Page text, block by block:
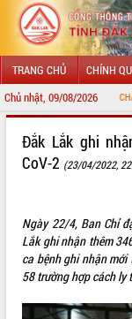
TRANG CHỦ CHÍNH
Chủ nhật, 09/08/2026
CHÀO
GIỚI THIỆU
LÃNH ĐẠO UBND TỈNH
SỞ, BAN, NGÀNH
UBND CÁC XÃ, PHƯỜNG
THÔNG TIN CHỈ ĐẠO ĐIỀU
Đắk Lắk ghi
CoV-2 (23/04/2022,
Ngày 22/4, Ban Chỉ
Lắk ghi nhận thêm
ca bệnh ghi nhận
58 trường hợp cách ly